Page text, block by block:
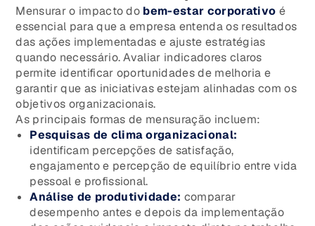
Mensurar o impacto do bem-estar corporativo é
essencial para que a empresa entenda os resultados
das ações implementadas e ajuste estratégias
quando necessário. Avaliar indicadores claros
permite identificar oportunidades de melhoria e
garantir que as iniciativas estejam alinhadas com os
objetivos organizacionais.
As principais formas de mensuração incluem:
Pesquisas de clima organizacional:
identificam percepções de satisfação,
engajamento e percepção de equilíbrio entre vida
pessoal e profissional.
Análise de produtividade: comparar
desempenho antes e depois da implementação